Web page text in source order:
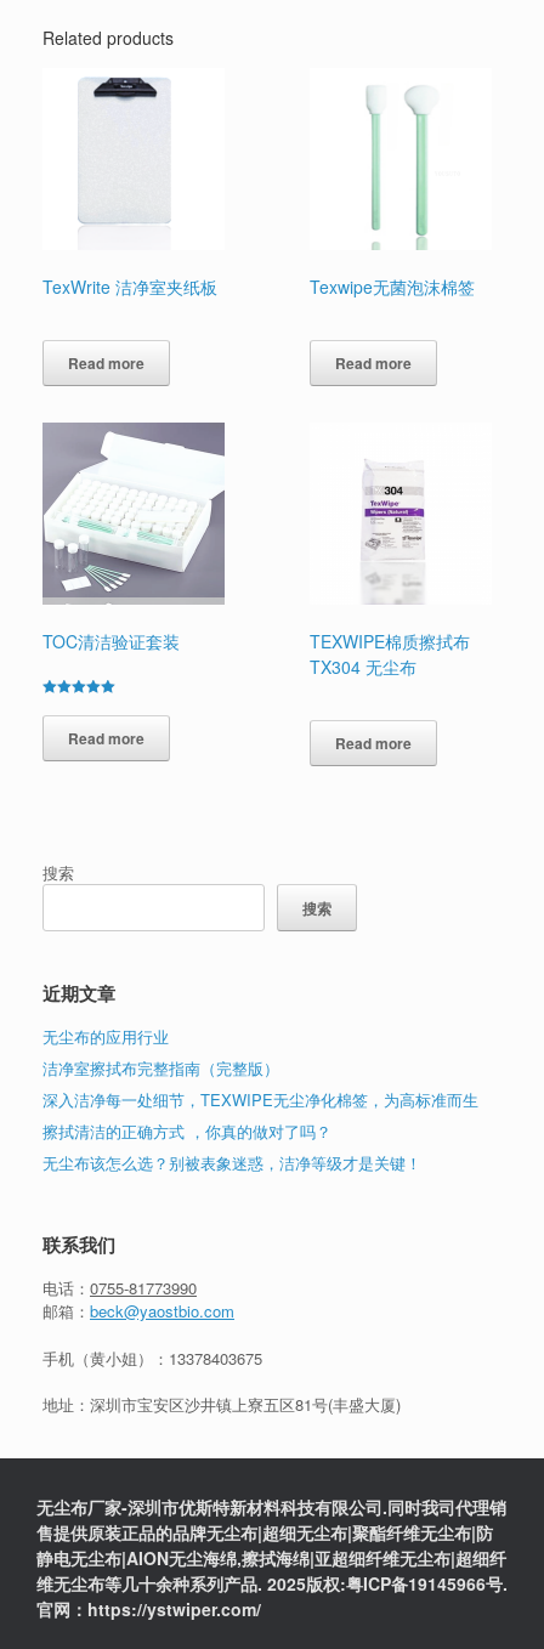
Related products
TexWrite 洁净室夹纸板
Read more
Texwipe无菌泡沫棉签
Read more
TOC清洁验证套装
5.00
out of 5Read more
TEXWIPE棉质擦拭布
TX304 无尘布
Read more
搜索
搜索
近期文章
无尘布的应用行业
洁净室擦拭布完整指南（完整版）
深入洁净每一处细节，TEXWIPE无尘净化棉签，为高标准而生
擦拭清洁的正确方式 ，你真的做对了吗？
无尘布该怎么选？别被表象迷惑，洁净等级才是关键！
联系我们
电话： 0755-81773990
邮箱： beck@yaostbio.com
手机（黄小姐）： 13378403675
地址：深圳市宝安区沙井镇上寮五区81号(丰盛大厦)
无尘布厂家-深圳市优斯特新材料科技有限公司.同时我司代理销
售提供原装正品的品牌无尘布|超细无尘布|聚酯纤维无尘布|防
静电无尘布|AION无尘海绵,擦拭海绵|亚超细纤维无尘布|超细纤
维无尘布等几十余种系列产品. 2025版权:粤ICP备19145966号.
官网：https://ystwiper.com/